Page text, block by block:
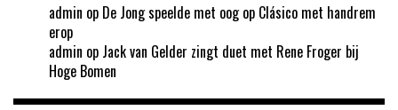
admin op De Jong speelde met oog op Clásico met handrem
erop
admin op Jack van Gelder zingt duet met Rene Froger bij
Hoge Bomen